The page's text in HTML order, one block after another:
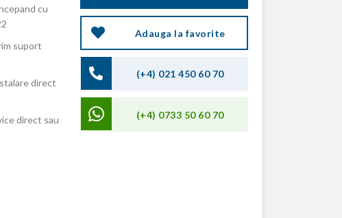
cu
suport
direct
direct sau
Adauga la favorite
(+4) 021 450 60 70
(+4) 0733 50 60 70